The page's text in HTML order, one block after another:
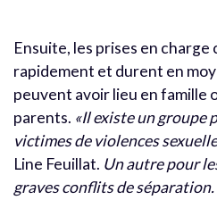
Ensuite, les prises en charge
rapidement et durent en
peuvent avoir lieu en famille
parents. «Il existe un groupe
victimes de violences
Line Feuillat. Un autre pour
graves conflits de